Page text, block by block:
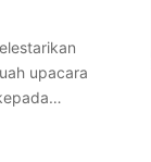
upacara